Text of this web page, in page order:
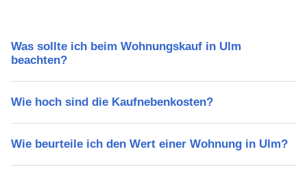
Was sollte ich beim Wohnungskauf in Ulm
beachten?
Wie hoch sind die Kaufnebenkosten?
Wie beurteile ich den Wert einer Wohnung in Ulm?